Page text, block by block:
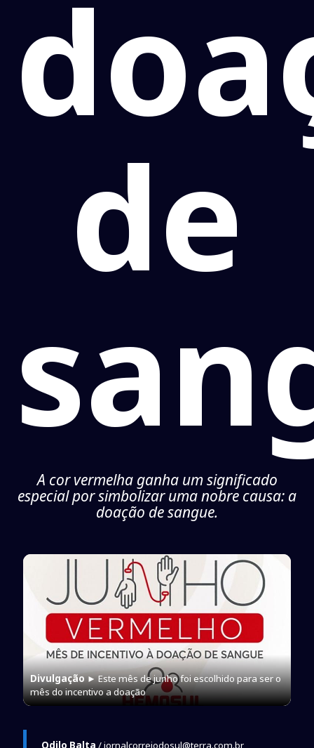
de
A cor vermelha ganha um significado
especial por simbolizar uma nobre causa: a
doação de sangue.
Divulgação► Este mês de junho foi escolhido para ser o
mês do incentivo a doação
Odilo Balta / jornalcorreiodosul@terra.com.br